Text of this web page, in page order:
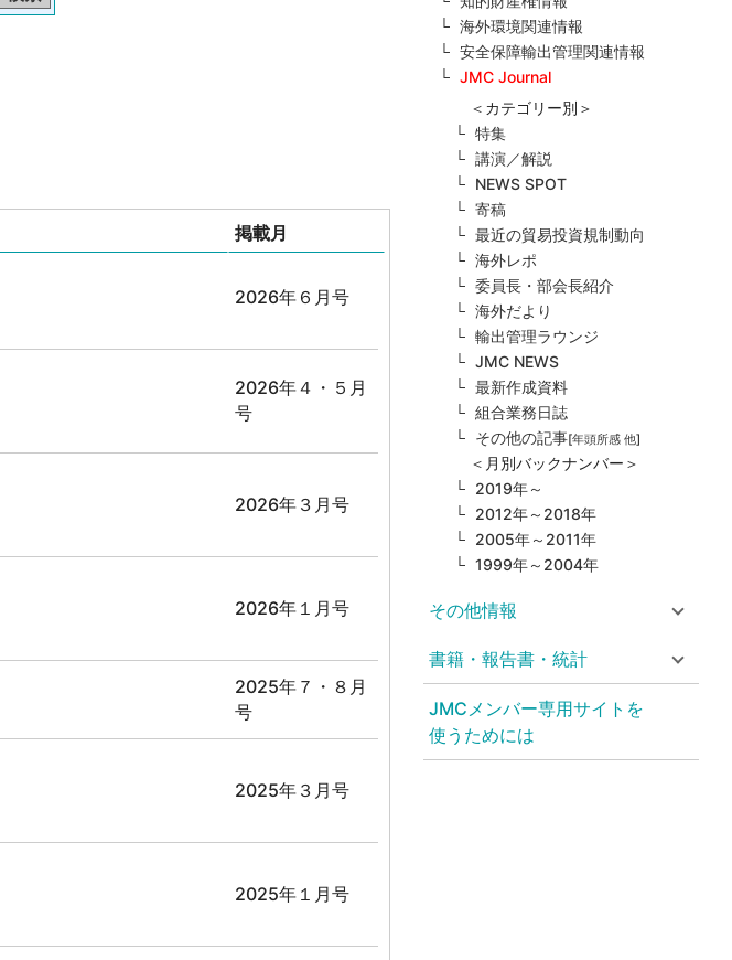
掲載月
2026年６月号
2026年４・５月
号
2026年３月号
2026年１月号
2025年７・８月
号
2025年３月号
2025年１月号
海外環境関連情報
安全保障輸出管理関連情報
JMC Journal
＜カテゴリー別＞
特集
講演／解説
NEWS SPOT
寄稿
最近の貿易投資規制動向
海外レポ
委員長・部会長紹介
海外だより
輸出管理ラウンジ
JMC NEWS
最新作成資料
組合業務日誌
その他の記事[年頭所感 他]
＜月別バックナンバー＞
2019年～
2012年～2018年
2005年～2011年
1999年～2004年
その他情報
書籍・報告書・統計
JMCメンバー専用サイトを
使うためには